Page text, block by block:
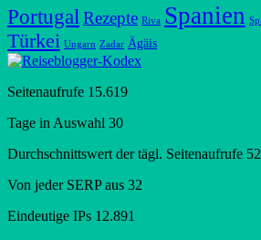
Portugal Rezepte Riva Spanien
Türkei Ungarn Zadar Ägäis
Seitenaufrufe 15.619
Tage in Auswahl 30
Durchschnittswert der tägl. Seitenaufrufe
Von jeder SERP aus 32
Eindeutige IPs 12.891